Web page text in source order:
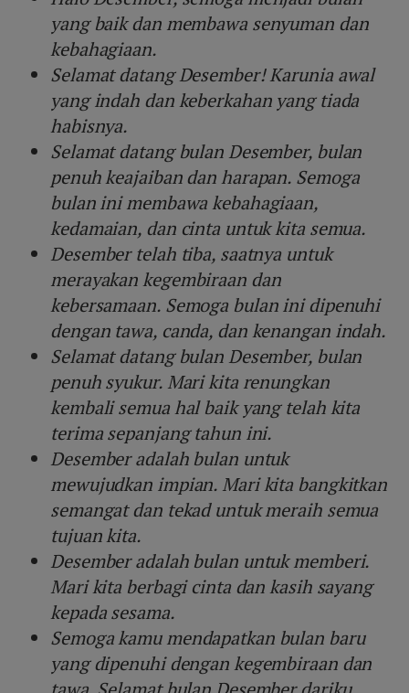
yang baik dan membawa senyuman dan
kebahagiaan.
Selamat datang Desember! Karunia awal
yang indah dan keberkahan yang tiada
habisnya.
Selamat datang bulan Desember, bulan
penuh keajaiban dan harapan. Semoga
bulan ini membawa kebahagiaan,
kedamaian, dan cinta untuk kita semua.
Desember telah tiba, saatnya untuk
merayakan kegembiraan dan
kebersamaan. Semoga bulan ini dipenuhi
dengan tawa, canda, dan kenangan indah.
Selamat datang bulan Desember, bulan
penuh syukur. Mari kita renungkan
kembali semua hal baik yang telah kita
terima sepanjang tahun ini.
Desember adalah bulan untuk
mewujudkan impian. Mari kita bangkitkan
semangat dan tekad untuk meraih semua
tujuan kita.
Desember adalah bulan untuk memberi.
Mari kita berbagi cinta dan kasih sayang
kepada sesama.
Semoga kamu mendapatkan bulan baru
yang dipenuhi dengan kegembiraan dan